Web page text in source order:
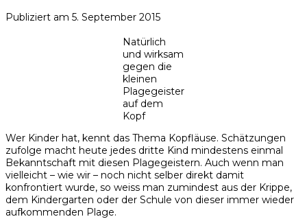
Publiziert am 5. September 2015
Natürlich
und wirksam
gegen die
kleinen
Plagegeister
auf dem
Kopf
Wer Kinder hat, kennt das Thema Kopfläuse. Schätzungen
zufolge macht heute jedes dritte Kind mindestens einmal
Bekanntschaft mit diesen Plagegeistern. Auch wenn man
vielleicht – wie wir – noch nicht selber direkt damit
konfrontiert wurde, so weiss man zumindest aus der Krippe,
dem Kindergarten oder der Schule von dieser immer wieder
aufkommenden Plage.